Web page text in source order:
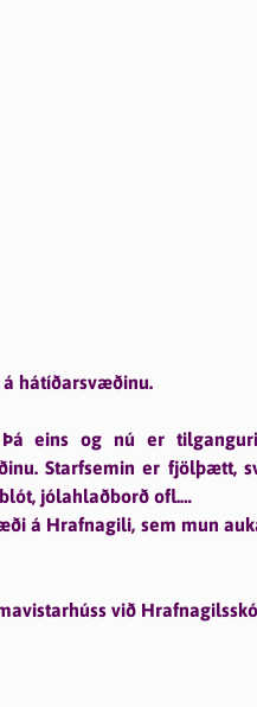
sem tengist
og þann titil hlaut Guðrún
19.
hátíðarsvæðinu.
Þá eins og nú er
Starfsemin er fjölþætt,
jólahlaðborð ofl.
á Hrafnagili, sem mun
við